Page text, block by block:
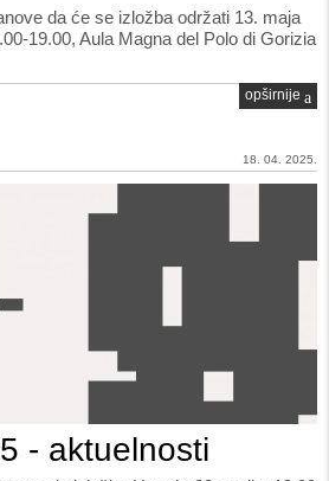
da će se izložba održati 13. maja
19.00, Aula Magna del Polo di Gorizia
opširnije
18. 04. 2025.
- aktuelnosti